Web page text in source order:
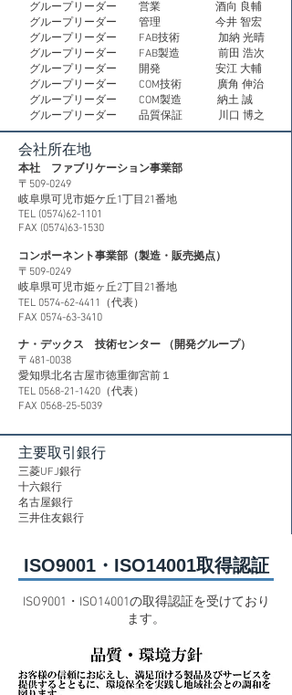
グループリーダー 営業 酒向 良輔
グループリーダー 管理 今井 智宏
グループリーダー FAB技術 加納 光晴
グループリーダー FAB製造 前田 浩次
グループリーダー 開発 安江 大輔
グループリーダー COM技術 廣角 伸治
グループリーダー COM製造 納土 誠
グループリーダー 品質保証 川口 博之
会社所在地
本社 ファブリケーション事業部
〒509-0249
​岐阜県可児市姫ケ丘1丁目21番地
TEL (0574)62-1101
FAX (0574)63-1530
コンポーネント事業部（製造・販売拠点）
〒509-0249
岐阜県可児市姫ヶ丘2丁目21番地
TEL 0574-62-4411（代表）
FAX 0574-63-3410
ナ・デックス 技術センター （開発グループ）
〒481-0038
愛知県北名古屋市徳重御宮前１
TEL 0568-21-1420（代表）
FAX 0568-25-5039
主要取引銀行
三菱UFJ銀行
十六銀行
名古屋銀行
​三井住友銀行
ISO9001・ISO14001取得認証
ISO9001・ISO14001の取得認証を受けており
ます。